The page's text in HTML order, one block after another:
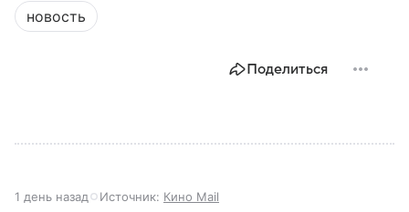
новость
Поделиться
1 день назад Источник: Кино Mail